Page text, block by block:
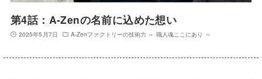
第4話：A-Zenの名前に込めた想い
2025年5月7日 A-Zenファクトリーの技術力 ～ 職人魂ここにあり ～